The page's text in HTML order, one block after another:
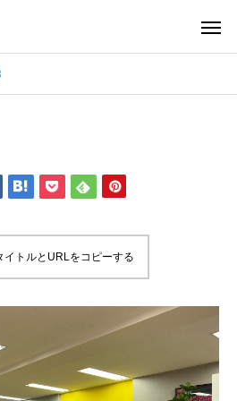
イトルとURLをコピーする